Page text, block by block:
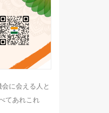
に会える人と
てあれこれ